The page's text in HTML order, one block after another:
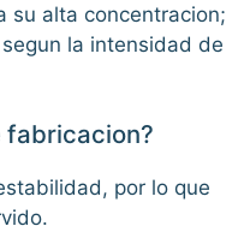
su alta concentracion;
la intensidad de
fabricacion?
por lo que